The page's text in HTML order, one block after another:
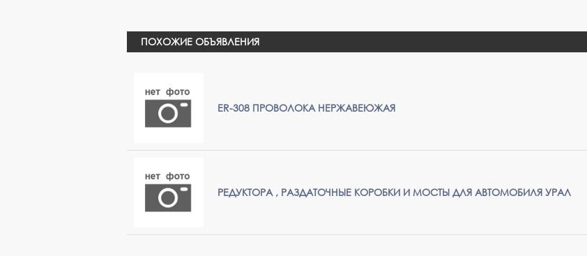
ПОХОЖИЕ ОБЪЯВЛЕНИЯ
ER-308 ПРОВОЛОКА НЕРЖАВЕЮЖАЯ
РЕДУКТОРА , РАЗДАТОЧНЫЕ КОРОБКИ И МОСТЫ ДЛЯ АВТОМОБИЛЯ УРАЛ